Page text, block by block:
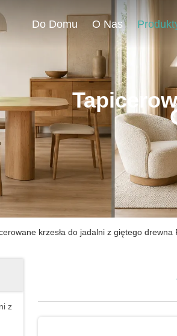
Do Domu O Nas
krzesła do jadalni z giętego drewna
z